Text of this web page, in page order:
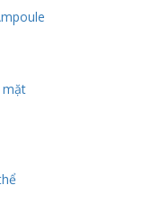
mặt